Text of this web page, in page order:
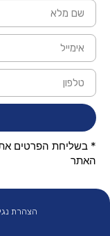
* בשליחת הפרטים
האתר
הצהרת